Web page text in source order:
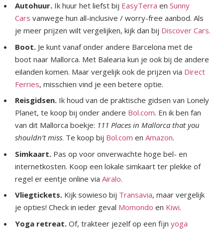
Autohuur. Ik huur het liefst bij EasyTerra en Sunny
Cars vanwege hun all-inclusive / worry-free aanbod. Als
je meer prijzen wilt vergelijken, kijk dan bij Discover Cars.
Boot. Je kunt vanaf onder andere Barcelona met de
boot naar Mallorca. Met Balearia kun je ook bij de andere
eilanden komen. Maar vergelijk ook de prijzen via Direct
Ferries, misschien vind je een betere optie.
Reisgidsen. Ik houd van de praktische gidsen van Lonely
Planet, te koop bij onder andere Bol.com. En ik ben fan
van dit Mallorca boekje: 111 Places in Mallorca that you
shouldn’t miss. Te koop bij Bol.com en Amazon.
Simkaart. Pas op voor onverwachte hoge bel- en
internetkosten. Koop een lokale simkaart ter plekke of
regel er eentje online via Airalo.
Vliegtickets. Kijk sowieso bij Transavia, maar vergelijk
je opties! Check in ieder geval Momondo en Kiwi.
Yoga retreat. Of, trakteer jezelf op een fijn yoga